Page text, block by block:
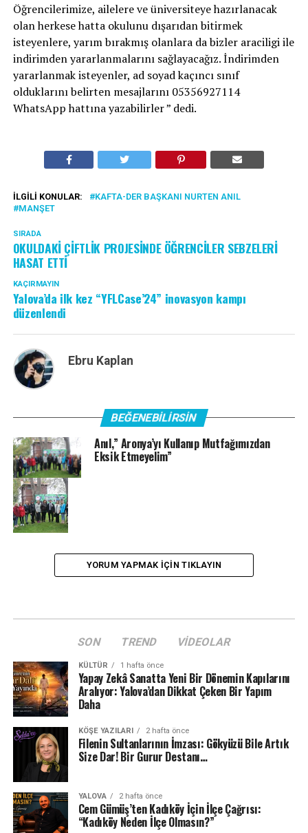
Öğrencilerimize, ailelere ve üniversiteye hazırlanacak
olan herkese hatta okulunu dışarıdan bitirmek
isteyenlere, yarım bırakmış olanlara da bizler araciligi ile
indirimden yararlanmalarını sağlayacağız. İndirimden
yararlanmak isteyenler, ad soyad kaçıncı sınıf
olduklarını belirten mesajlarını 05356927114
WhatsApp hattına yazabilirler ” dedi.
İLGILI KONULAR:
KAFTA-DER BAŞKANI NURTEN ANIL
MANŞET
SIRADA
OKULDAKİ ÇİFTLİK PROJESİNDE ÖĞRENCİLER SEBZELERİ
HASAT ETTİ
KAÇIRMAYIN
Yalova’da ilk kez “YFLCase’24” inovasyon kampı
düzenlendi
Ebru Kaplan
BEĞENEBILIRSIN
Anıl,” Aronya’yı Kullanıp Mutfağımızdan
Eksik Etmeyelim”
YORUM YAPMAK IÇIN TIKLAYIN
SON TREND VIDEOLAR
KÜLTÜR 1 hafta önce
Yapay Zekâ Sanatta Yeni Bir Dönemin Kapılarını
Aralıyor: Yalova’dan Dikkat Çeken Bir Yapım
Daha
KÖŞE YAZILARI 2 hafta önce
Filenin Sultanlarının İmzası: Gökyüzü Bile Artık
Size Dar! Bir Gurur Destanı…
YALOVA 2 hafta önce
Cem Gümüş’ten Kadıköy İçin İlçe Çağrısı:
“Kadıköy Neden İlçe Olmasın?”